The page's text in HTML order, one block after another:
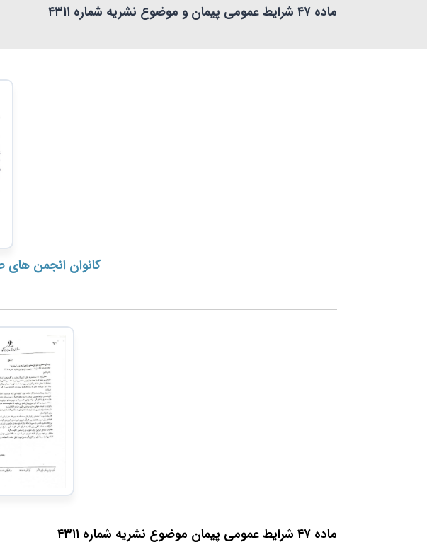
ماده ۴۷ شرایط عمومی پیمان و موضوع نشریه شماره ۴۳۱۱
کانوان انجمن های
ماده ۴۷ شرایط عمومی پیمان موضوع نشریه شماره ۴۳۱۱